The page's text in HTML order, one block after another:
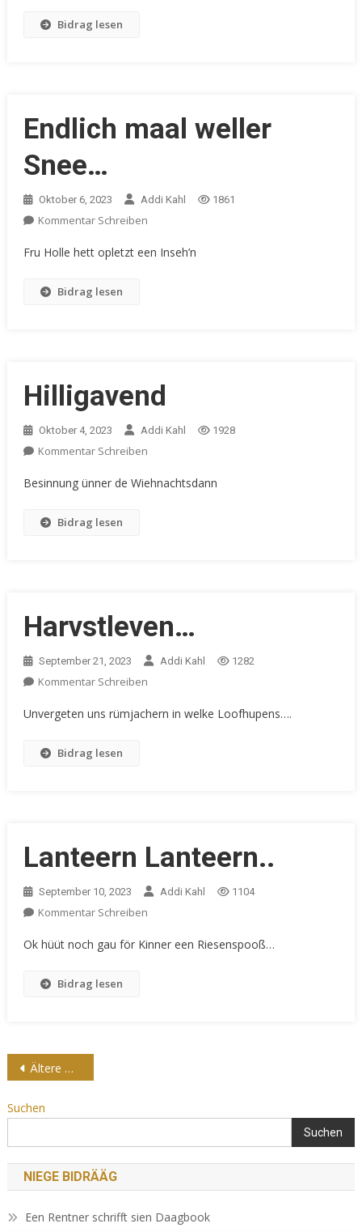
Bidrag lesen
Endlich maal weller
Snee…
Oktober 6, 2023 Addi Kahl 1861
Kommentar Schreiben
Fru Holle hett opletzt een Inseh’n
Bidrag lesen
Hilligavend
Oktober 4, 2023 Addi Kahl 1928
Kommentar Schreiben
Besinnung ünner de Wiehnachtsdann
Bidrag lesen
Harvstleven…
September 21, 2023 Addi Kahl 1282
Kommentar Schreiben
Unvergeten uns rümjachern in welke Loofhupens….
Bidrag lesen
Lanteern Lanteern..
September 10, 2023 Addi Kahl 1104
Kommentar Schreiben
Ok hüüt noch gau för Kinner een Riesenspooß…
Bidrag lesen
Beitragsnavigation
Ältere Beiträge
Suchen
Suchen
NIEGE BIDRÄÄG
Een Rentner schrifft sien Daagbook